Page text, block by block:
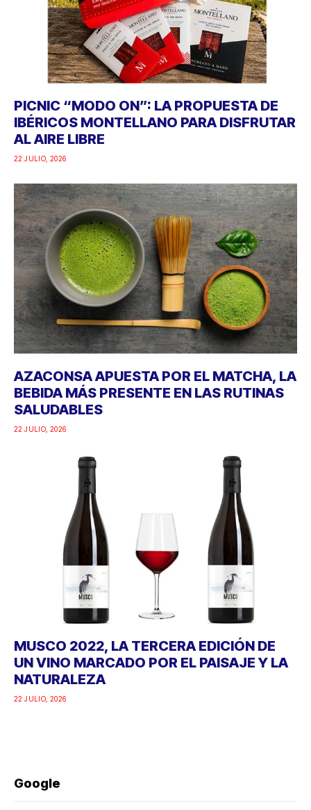
PICNIC “MODO ON”: LA PROPUESTA DE
IBÉRICOS MONTELLANO PARA DISFRUTAR
AL AIRE LIBRE
22 JULIO, 2026
AZACONSA APUESTA POR EL MATCHA, LA
BEBIDA MÁS PRESENTE EN LAS RUTINAS
SALUDABLES
22 JULIO, 2026
MUSCO 2022, LA TERCERA EDICIÓN DE
UN VINO MARCADO POR EL PAISAJE Y LA
NATURALEZA
22 JULIO, 2026
Google